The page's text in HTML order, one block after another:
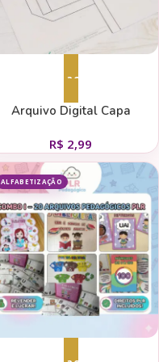
Adicionar ao carrinho
Arquivo Digital Capa
R$ 2,99
ALFABETIZAÇÃO